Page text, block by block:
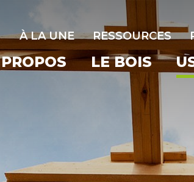
À LA UNE RESSOURCES
LE BOIS